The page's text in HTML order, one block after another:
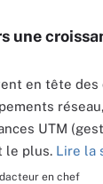
une
en tête
UTM
le plus. Lire la
en chef